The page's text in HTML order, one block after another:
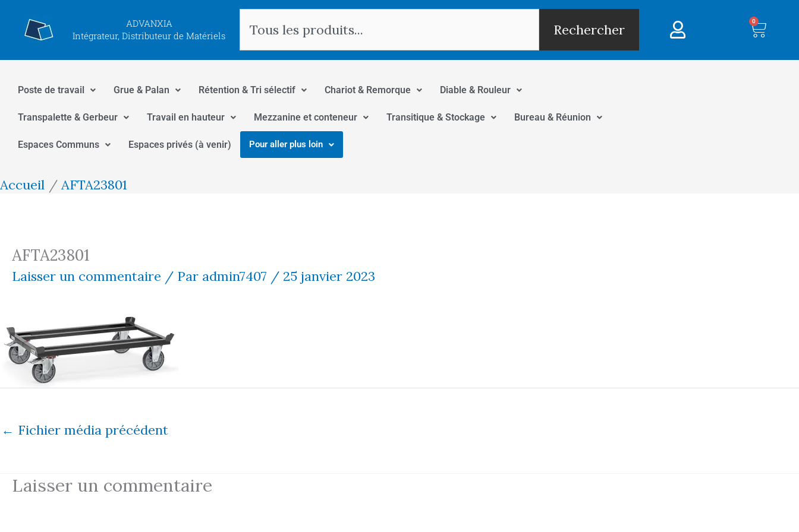
contenu
ADVANXIA
Intégrateur, Distributeur de Matériels
Rechercher
0
Poste de travail Grue & Palan Rétention & Tri sélectif Chariot & Remorque Diable & Rouleur
Transpalette & Gerbeur Travail en hauteur Mezzanine et conteneur Transitique & Stockage Bureau & Réunion
Espaces Communs Espaces privés (à venir) Pour aller plus loin
Accueil AFTA23801
AFTA23801
Laisser un commentaire / Par admin7407 / 25 janvier 2023
← Fichier média précédent
Laisser un commentaire